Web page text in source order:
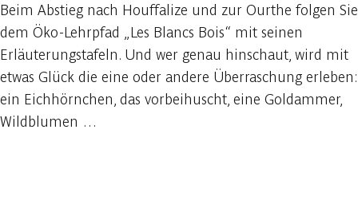
Beim Abstieg nach Houffalize und zur Ourthe folgen Sie
dem Öko-Lehrpfad „Les Blancs Bois“ mit seinen
Erläuterungstafeln. Und wer genau hinschaut, wird mit
etwas Glück die eine oder andere Überraschung erleben:
ein Eichhörnchen, das vorbeihuscht, eine Goldammer,
Wildblumen …